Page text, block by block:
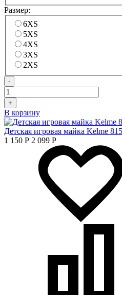
Размер:
6XS
5XS
4XS
3XS
2XS
-
+
В корзину
Детская игровая майка Kelme
1 150 Р 2 099 Р